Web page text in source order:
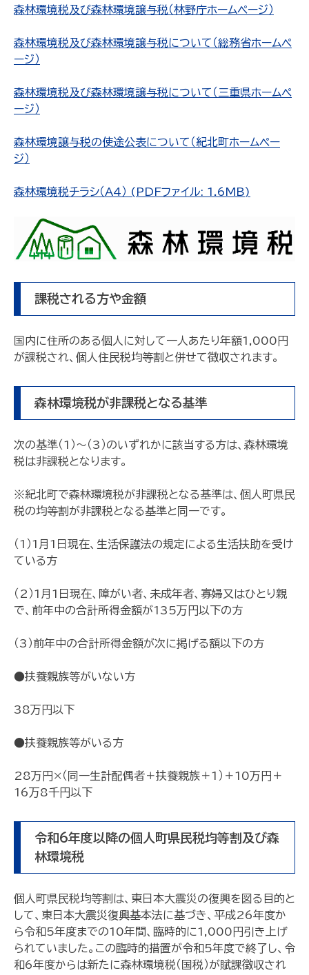
森林環境税及び森林環境譲与税（林野庁ホームページ）
森林環境税及び森林環境譲与税について（総務省ホームペ
ージ）
森林環境税及び森林環境譲与税について（三重県ホームペ
ージ）
森林環境譲与税の使途公表について（紀北町ホームペー
ジ）
森林環境税チラシ（A4） (PDFファイル: 1.6MB)
課税される方や金額
国内に住所のある個人に対して一人あたり年額1,000円
が課税され、個人住民税均等割と併せて徴収されます。
森林環境税が非課税となる基準
次の基準（1）～（3）のいずれかに該当する方は、森林環境
税は非課税となります。
※紀北町で森林環境税が非課税となる基準は、個人町県民
税の均等割が非課税となる基準と同一です。
（1）1月1日現在、生活保護法の規定による生活扶助を受け
ている方
（2）1月1日現在、障がい者、未成年者、寡婦又はひとり親
で、前年中の合計所得金額が135万円以下の方
（3）前年中の合計所得金額が次に掲げる額以下の方
●扶養親族等がいない方
38万円以下
●扶養親族等がいる方
28万円×（同一生計配偶者＋扶養親族＋1）＋10万円＋
16万8千円以下
令和6年度以降の個人町県民税均等割及び森
林環境税
個人町県民税均等割は、東日本大震災の復興を図る目的と
して、東日本大震災復興基本法に基づき、平成26年度か
ら令和5年度までの10年間、臨時的に1,000円引き上げ
られていました。この臨時的措置が令和5年度で終了し、令
和6年度からは新たに森林環境税（国税）が賦課徴収され